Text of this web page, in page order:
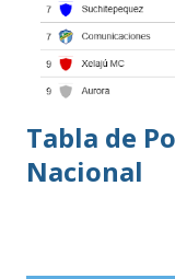
Tabla de
Nacional